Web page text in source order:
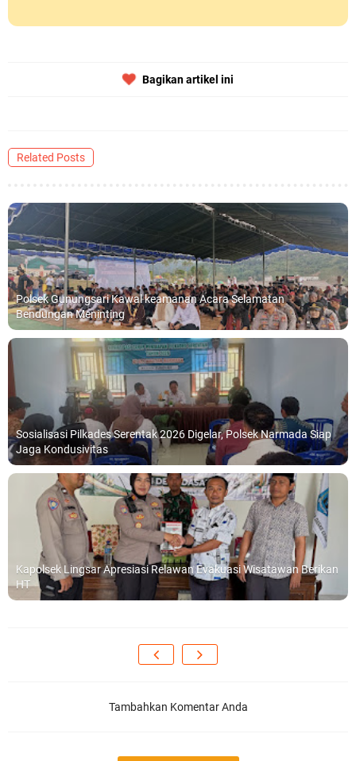
Bagikan artikel ini
Related Posts
Polsek Gunungsari Kawal keamanan Acara Selamatan
Bendungan Meninting
Sosialisasi Pilkades Serentak 2026 Digelar, Polsek Narmada Siap
Jaga Kondusivitas
Kapolsek Lingsar Apresiasi Relawan Evakuasi Wisatawan Berikan
HT
Tambahkan Komentar Anda